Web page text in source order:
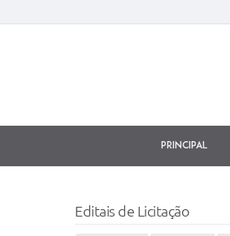
Principal
Editais de Licitação